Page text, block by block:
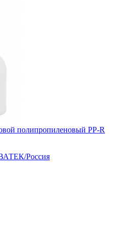
полипропиленовый PP-R
Россия